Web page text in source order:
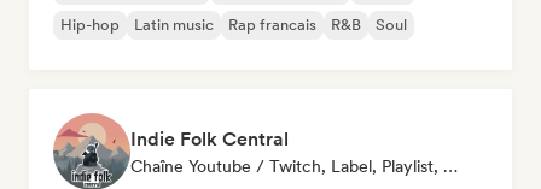
Hip-hop
Latin music Rap francais R&B Soul
Indie Folk Central
Chaîne Youtube / Twitch, Label, Playlist, Radio